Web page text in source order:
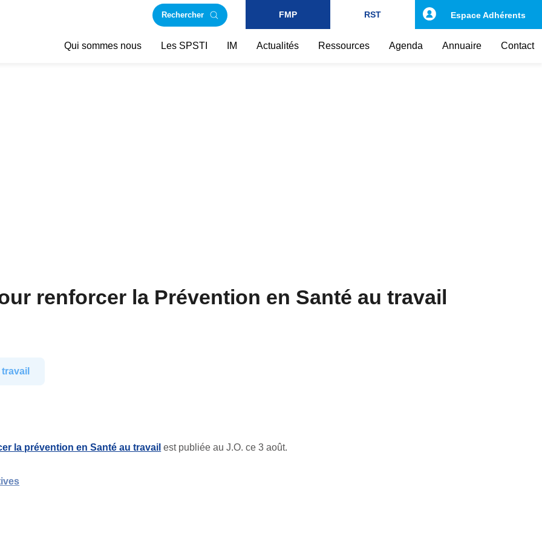
Rechercher FMP RST
Qui sommes nous Les SPSTI IM Actualités Ressources Agenda Annuaire Contact
Espace Adhérents
renforcer la Prévention en Santé au travail
la prévention en Santé au travail est publiée au J.O. ce 3 août.